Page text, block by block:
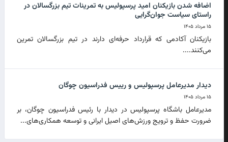
اضافه شدن بازیکنان امید پرسپولیس به تمرینات تیم بزرگسالان در
راستای سیاست جوان‌گرایی
۱۵ مرداد ۱۴۰۵
بازیکنان آکادمی که قرارداد حرفه‌ای دارند در تیم بزرگسالان تمرین
می‌کنند....
دیدار مدیرعامل پرسپولیس و رییس فدراسیون چوگان
۱۵ مرداد ۱۴۰۵
مدیرعامل باشگاه پرسپولیس در دیدار با رئیس فدراسیون چوگان، بر
ضرورت حفظ و ترویج ورزش‌های اصیل ایرانی و توسعه همکاری‌های...